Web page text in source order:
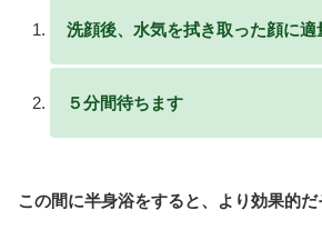
洗顔後、水気を拭き取った顔に適
５分間待ちます
この間に半身浴をすると、より効果的だ